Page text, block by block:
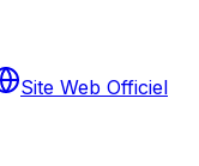
Site Web Officiel